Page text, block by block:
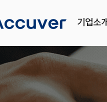
기업소개